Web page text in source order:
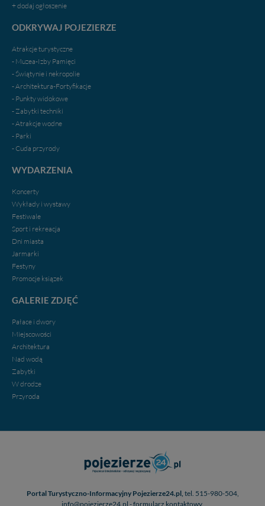
+ dodaj ogłoszenie
ODKRYWAJ POJEZIERZE
Atrakcje turystyczne
- Muzea-Izby Pamięci
- Świątynie i nekropolie
- Architektura-Fortyfikacje
- Punkty widokowe
- Zabytki techniki
- Atrakcje wodne
- Parki
- Cuda przyrody
WYDARZENIA
Koncerty
Wykłady i wystawy
Festiwale
Sport i rekreacja
Dni miasta
Jarmarki
Festyny
Promocje ksiązek
GALERIE ZDJĘĆ
Pałace i dwory
Miejscowości
Architektura
Nad wodą
Zabytki
W drodze
Przyroda
Portal Turystyczno-Informacyjny Pojezierze24.pl, tel. 515-980-504,
info@pojezierze24.pl - formularz kontaktowy.